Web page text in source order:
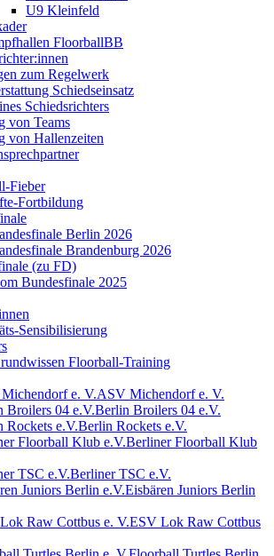
U9 Kleinfeld
FloorballBB
zum Regelwerk
Schiedseinsatz
Schiedsrichters
von Teams
von Hallenzeiten
Fieber
Fortbildung
Berlin 2026
Brandenburg 2026
(zu FD)
Bundesfinale 2025
Sensibilisierung
Floorball-Training
ASV Michendorf e. V.
Berlin Broilers 04 e.V.
Berlin Rockets e.V.
Berliner Floorball Klub
Berliner TSC e.V.
Eisbären Juniors Berlin
ESV Lok Raw Cottbus